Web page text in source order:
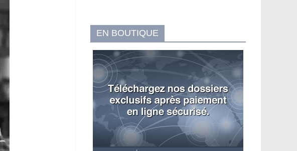
EN BOUTIQUE